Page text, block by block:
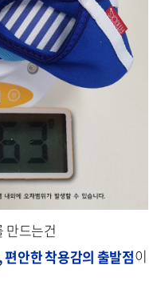
만드는건
안한 착용감의 출발점이